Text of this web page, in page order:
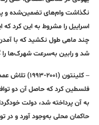
نگذاشت وام‌های تضمین‌شده و
اسراییل را مشروط به این کرد
چند ماهی طول نکشید که با
شد و رابین به‌سرعت شهرک‌ها
– کلینتون
فلسطین کرد که حاصل آن دو
به آن پرداخته شد، دولت
حاکمان محلی به‌وجود آورد و